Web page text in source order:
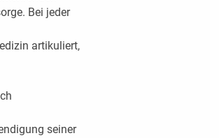
Bei jeder
artikuliert,
seiner